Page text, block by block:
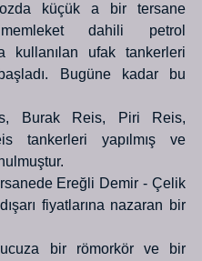
küçük a bir tersane
dahili petrol
kullanılan ufak tankerleri
Bugüne kadar bu
Burak Reis, Piri Reis,
tankerleri yapılmış ve
Ereğli Demir - Çelik
fiyatlarına nazaran bir
bir römorkör ve bir